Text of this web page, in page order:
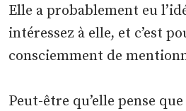
Elle a probablement eu
intéressez à elle, et c’est
consciemment de
Peut-être qu’elle pense